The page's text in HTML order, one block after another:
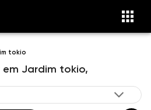
tokio
em Jardim tokio,